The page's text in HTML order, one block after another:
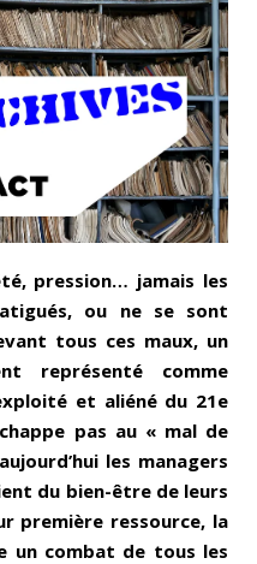
LinkedIn
pression… jamais les
ou ne se sont
tous ces maux, un
représenté comme
et aliéné du 21e
pas au « mal de
les managers
du bien-être de leurs
première ressource, la
un combat de tous les